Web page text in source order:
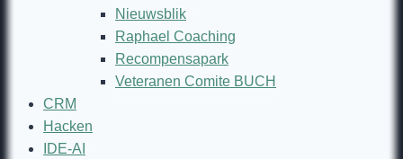
Nieuwsblik
Raphael Coaching
Recompensapark
Veteranen Comite BUCH
CRM
Hacken
IDE-AI